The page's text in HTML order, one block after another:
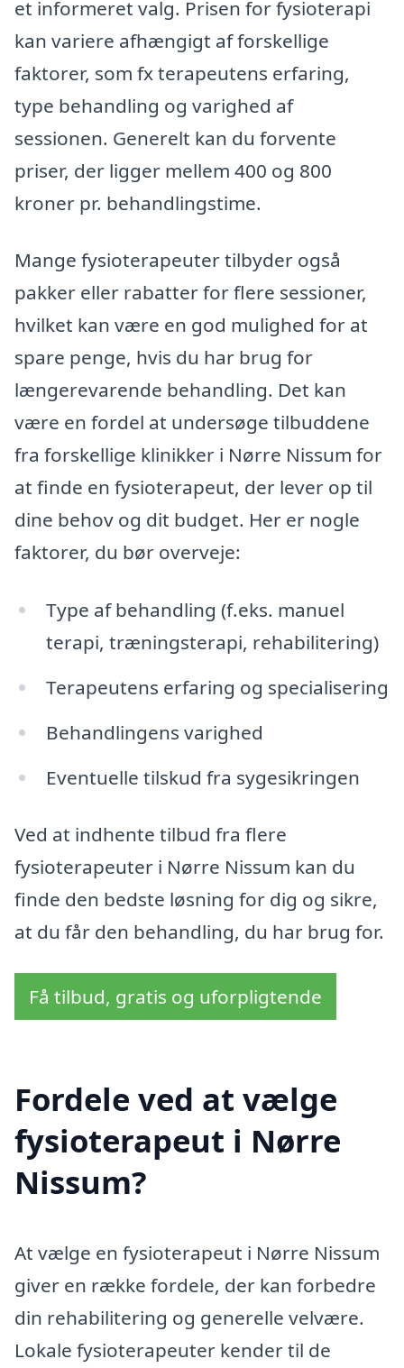
et informeret valg. Prisen for fysioterapi
kan variere afhængigt af forskellige
faktorer, som fx terapeutens erfaring,
type behandling og varighed af
sessionen. Generelt kan du forvente
priser, der ligger mellem 400 og 800
kroner pr. behandlingstime.
Mange fysioterapeuter tilbyder også
pakker eller rabatter for flere sessioner,
hvilket kan være en god mulighed for at
spare penge, hvis du har brug for
længerevarende behandling. Det kan
være en fordel at undersøge tilbuddene
fra forskellige klinikker i Nørre Nissum for
at finde en fysioterapeut, der lever op til
dine behov og dit budget. Her er nogle
faktorer, du bør overveje:
Type af behandling (f.eks. manuel
terapi, træningsterapi, rehabilitering)
Terapeutens erfaring og specialisering
Behandlingens varighed
Eventuelle tilskud fra sygesikringen
Ved at indhente tilbud fra flere
fysioterapeuter i Nørre Nissum kan du
finde den bedste løsning for dig og sikre,
at du får den behandling, du har brug for.
Få tilbud, gratis og uforpligtende
Fordele ved at vælge
fysioterapeut i Nørre
Nissum?
At vælge en fysioterapeut i Nørre Nissum
giver en række fordele, der kan forbedre
din rehabilitering og generelle velvære.
Lokale fysioterapeuter kender til de